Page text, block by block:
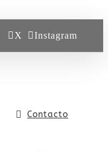
X Instagram
Contacto